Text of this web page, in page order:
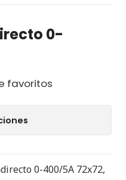
0-
favoritos
0-400/5A 72x72,